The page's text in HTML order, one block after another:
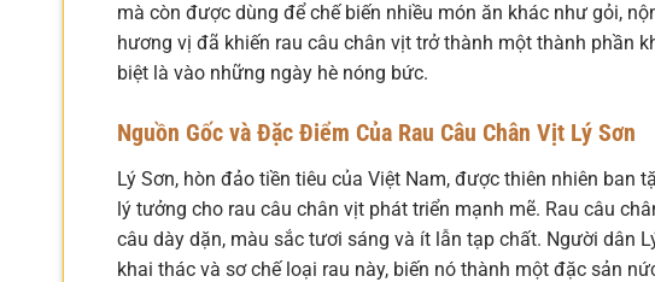
mà còn được dùng để chế biến nhiều món ăn khác như gỏi,
hương vị đã khiến rau câu chân vịt trở thành một thành phần
biệt là vào những ngày hè nóng bức.
Nguồn Gốc và Đặc Điểm Của Rau Câu Chân Vịt Lý Sơn
Lý Sơn, hòn đảo tiền tiêu của Việt Nam, được thiên nhiên ban
lý tưởng cho rau câu chân vịt phát triển mạnh mẽ. Rau câu
câu dày dặn, màu sắc tươi sáng và ít lẫn tạp chất. Người dân
khai thác và sơ chế loại rau này, biến nó thành một đặc sản